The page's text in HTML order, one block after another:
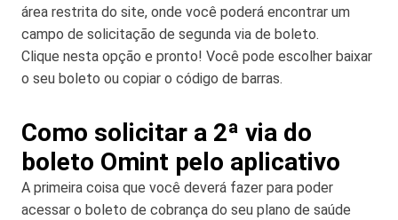
área restrita do site, onde você poderá encontrar um
campo de solicitação de segunda via de boleto.
Clique nesta opção e pronto! Você pode escolher baixar
o seu boleto ou copiar o código de barras.
Como solicitar a 2ª via do
boleto Omint pelo aplicativo
A primeira coisa que você deverá fazer para poder
acessar o boleto de cobrança do seu plano de saúde